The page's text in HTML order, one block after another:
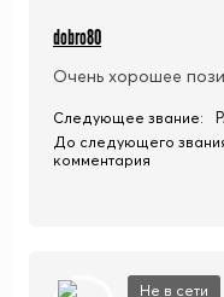
dobro80
Очень хорошее
Следующее звание:
До следующего
комментария
Не в сети